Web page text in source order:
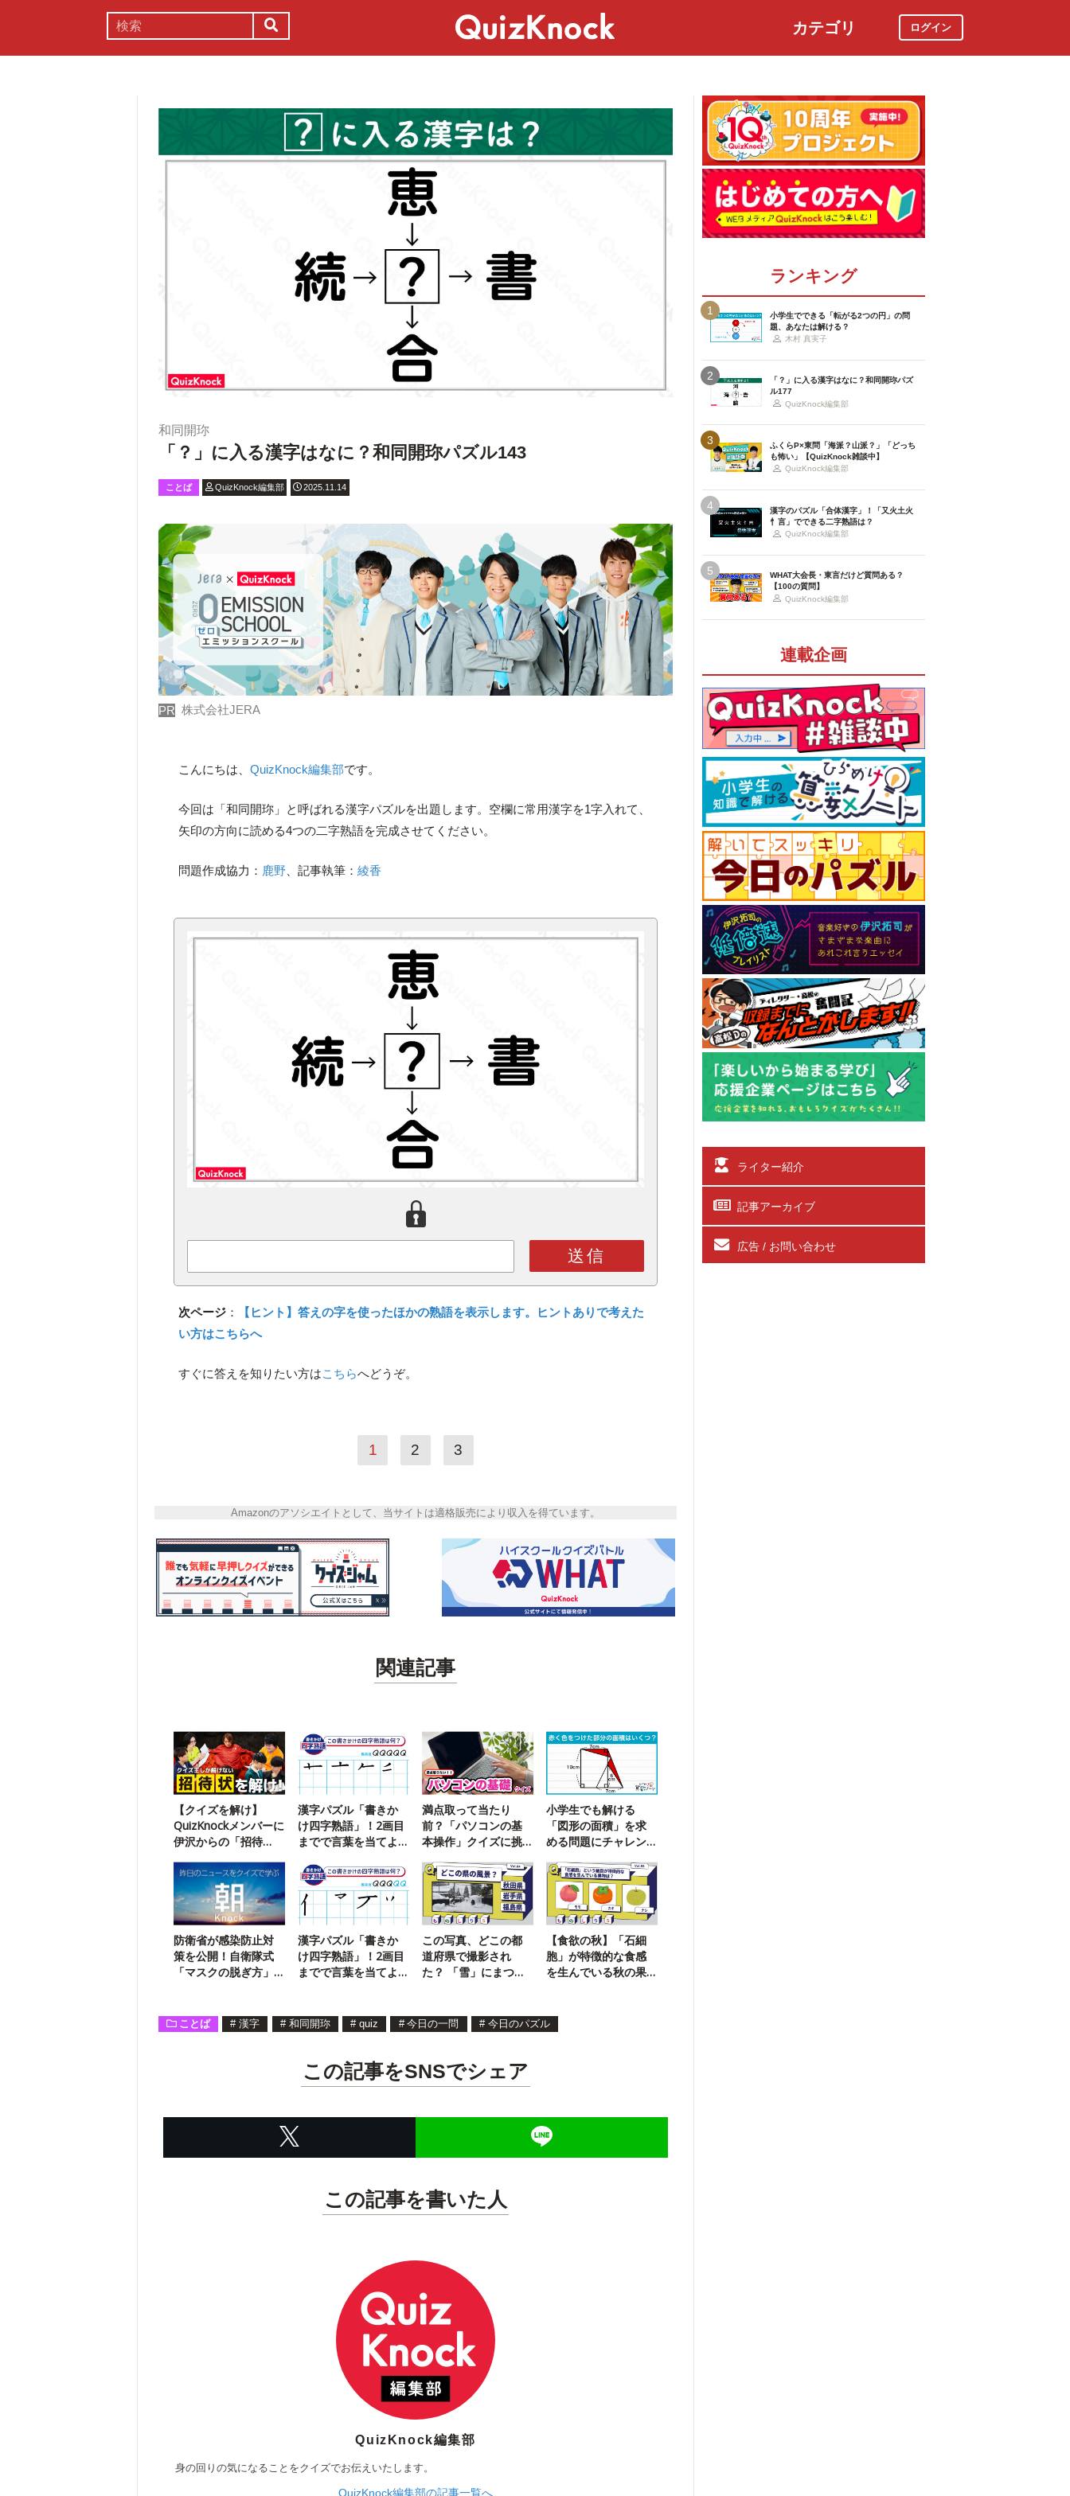
カテゴリ ログイン
和同開珎
「？」に入る漢字はなに？和同開珎パズル143
ことば QuizKnock編集部 2025.11.14
PR 株式会社JERA
こんにちは、QuizKnock編集部です。
今回は「和同開珎」と呼ばれる漢字パズルを出題します。空欄に常用漢字を1字入れて、
矢印の方向に読める4つの二字熟語を完成させてください。
問題作成協力： 鹿野 、記事執筆：綾香
送信
次ページ ：
【ヒント】答えの字を使ったほかの熟語を表示します。ヒントありで考えた
い方はこちらへ
すぐに答えを知りたい方はこちらへどうぞ。
1 2 3
Amazonのアソシエイトとして、当サイトは適格販売により収入を得ています。
関連記事
【クイズを解け】
QuizKnockメンバーに
伊沢からの「招待
す
漢字パズル「書きか
け四字熟語」！2画目
までで言葉を当てよ
満点取って当たり
前？「パソコンの基
本操作」クイズに挑
小学生でも解ける
「図形の面積」を求
める問題にチャレン
防衛省が感染防止対
策を公開！自衛隊式
「マスクの脱ぎ方」
漢字パズル「書きか
け四字熟語」！2画目
までで言葉を当てよ
この写真、どこの都
道府県で撮影され
た？ 「雪」にまつわ
【食欲の秋】「石細
胞」が特徴的な食感
を生んでいる秋の果
ことば # 漢字 # 和同開珎 # quiz # 今日の一問 # 今日のパズル
この記事をSNSでシェア
この記事を書いた人
QuizKnock編集部
身の回りの気になることをクイズでお伝えいたします。
QuizKnock編集部の記事一覧へ
ランキング
1
小学生でできる「転がる2つの円」の問
題、あなたは解ける？
木村 真実子
2
「？」に入る漢字はなに？和同開珎パズ
ル177
QuizKnock編集部
3
ふくらP×東問「海派？山派？」「どっち
も怖い」【QuizKnock雑談中】
QuizKnock編集部
4
漢字のパズル「合体漢字」！「又火土火
忄言」でできる二字熟語は？
QuizKnock編集部
5
WHAT大会長・東言だけど質問ある？
【100の質問】
QuizKnock編集部
連載企画
ライター紹介
記事アーカイブ
広告 / お問い合わせ